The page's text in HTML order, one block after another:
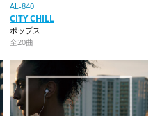
AL-840
CITY CHILL
ポップス
全20曲